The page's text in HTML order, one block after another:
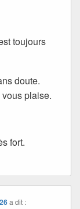
toujours
doute.
plaise.
fort.
a dit :